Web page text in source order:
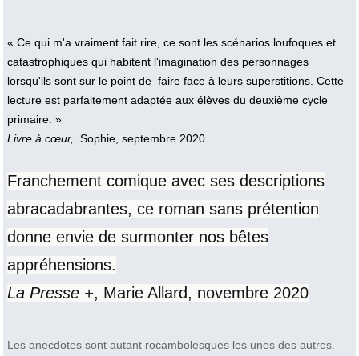
« Ce qui m'a vraiment fait rire, ce sont les scénarios loufoques et
catastrophiques qui habitent l'imagination des personnages
lorsqu'ils sont sur le point de faire face à leurs superstitions. Cette
lecture est parfaitement adaptée aux élèves du deuxième cycle
primaire. »
Livre à cœur,
Sophie, septembre 2020
Franchement comique avec ses descriptions
abracadabrantes, ce roman sans prétention
donne envie de surmonter nos bêtes
appréhensions.
La Presse +, Marie Allard, novembre 2020
Les anecdotes sont autant rocambolesques les unes des autres.